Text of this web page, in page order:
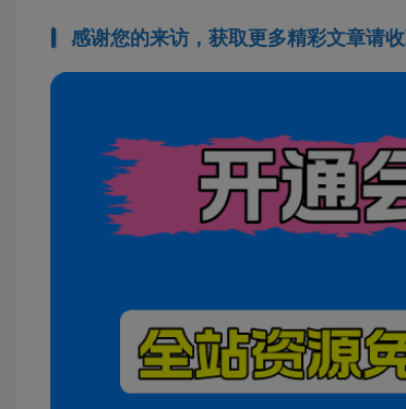
感谢您的来访，获取更多精彩文章请收